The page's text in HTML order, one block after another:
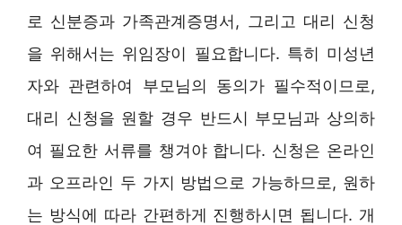
로 신분증과 가족관계증명서, 그리고 대리 신청
을 위해서는 위임장이 필요합니다. 특히 미성년
자와 관련하여 부모님의 동의가 필수적이므로,
대리 신청을 원할 경우 반드시 부모님과 상의하
여 필요한 서류를 챙겨야 합니다. 신청은 온라인
과 오프라인 두 가지 방법으로 가능하므로, 원하
는 방식에 따라 간편하게 진행하시면 됩니다. 개